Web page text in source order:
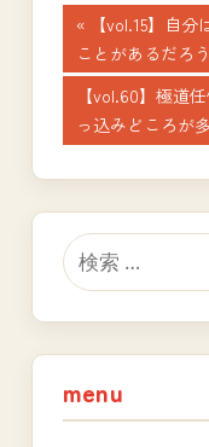
投
稿
ナ
ビ
ゲ
ー
シ
ョ
ン
前
の
記
事:
【vol.15】自
ことがあるだろ
次
の
記
事:
【vol.60】極道
っ込みどころが
menu